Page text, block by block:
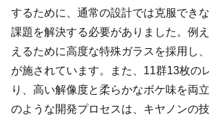
するために、通常の設計では克服でき
課題を解決する必要がありました。例
えるために高度な特殊ガラスを採用し
が施されています。また、11群13枚の
り、高い解像度と柔らかなボケ味を両
のような開発プロセスは、キヤノンの